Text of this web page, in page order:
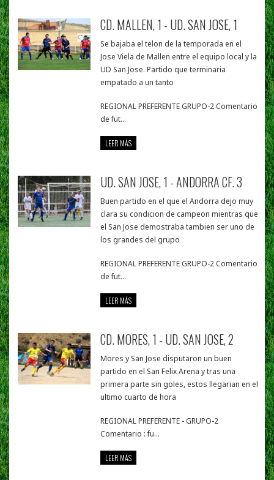
CD. MALLEN, 1 - UD. SAN JOSE, 1
Se bajaba el telon de la temporada en el
Jose Viela de Mallen entre el equipo local y la
UD San Jose. Partido que terminaria
empatado a un tanto
REGIONAL PREFERENTE GRUPO-2 Comentario
de fut...
LEER MÁS
UD. SAN JOSE, 1 - ANDORRA CF. 3
Buen partido en el que el Andorra dejo muy
clara su condicion de campeon mientras que
el San Jose demostraba tambien ser uno de
los grandes del grupo
REGIONAL PREFERENTE GRUPO-2 Comentario
de fut...
LEER MÁS
CD. MORES, 1 - UD. SAN JOSE, 2
Mores y San Jose disputaron un buen
partido en el San Felix Arena y tras una
primera parte sin goles, estos llegarian en el
ultimo cuarto de hora
REGIONAL PREFERENTE - GRUPO-2
Comentario : fu...
LEER MÁS